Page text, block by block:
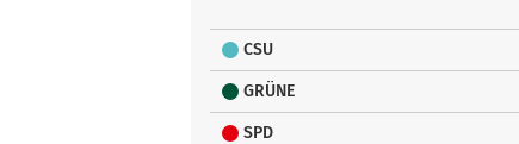
CSU
GRÜNE
SPD